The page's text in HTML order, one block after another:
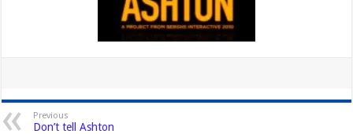
Previous
Don’t tell Ashton